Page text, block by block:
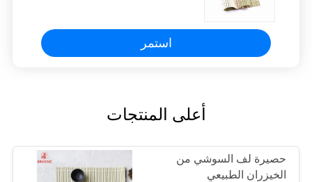
استمر
أعلى المنتجات
حصيرة لف السوشي من
الخيزران الطبيعي